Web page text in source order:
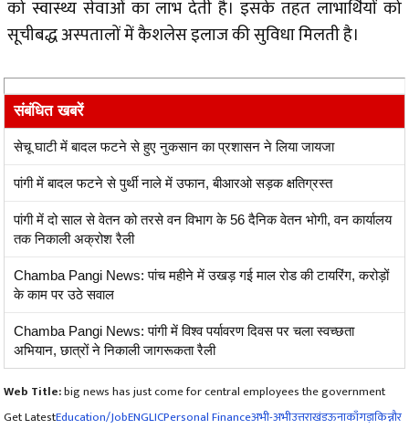
को स्वास्थ्य सेवाओं का लाभ देती है। इसके तहत लाभार्थियों को
सूचीबद्ध अस्पतालों में कैशलेस इलाज की सुविधा मिलती है।
संबंधित खबरें
सेचू घाटी में बादल फटने से हुए नुकसान का प्रशासन ने लिया जायजा
पांगी में बादल फटने से पुर्थी नाले में उफान, बीआरओ सड़क क्षतिग्रस्त
पांगी में दो साल से वेतन को तरसे वन विभाग के 56 दैनिक वेतन भोगी, वन कार्यालय
तक निकाली अक्रोश रैली
Chamba Pangi News: पांच महीने में उखड़ गई माल रोड की टायरिंग, करोड़ों
के काम पर उठे सवाल
Chamba Pangi News: पांगी में विश्व पर्यावरण दिवस पर चला स्वच्छता
अभियान, छात्रों ने निकाली जागरूकता रैली
Web Title:big news has just come for central employees the government
Get LatestEducation/JobENGLICPersonal Financeअभी-अभीउत्तराखंडऊनाकाँगड़ाकिन्नौर